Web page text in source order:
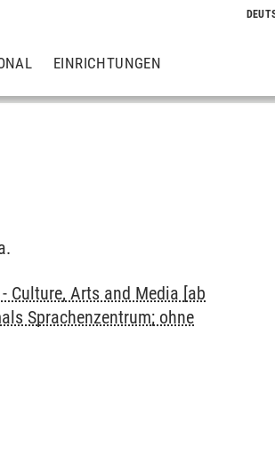
EINRICHTUNGEN
Culture, Arts and Media [ab
Sprachenzentrum; ohne